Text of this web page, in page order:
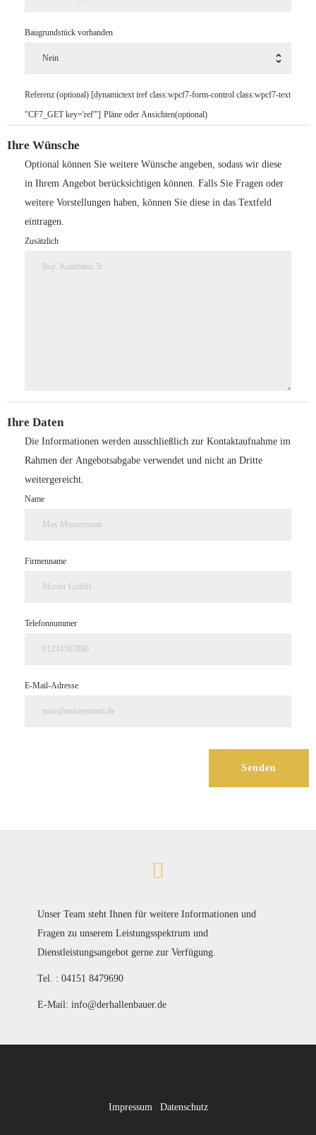
Baugrundstück vorhanden
Referenz (optional) [dynamictext iref class:wpcf7-form-control class:wpcf7-text
"CF7_GET key='ref'"] Pläne oder Ansichten(optional)
Ihre Wünsche
Optional können Sie weitere Wünsche angeben, sodass wir diese
in Ihrem Angebot berücksichtigen können. Falls Sie Fragen oder
weitere Vorstellungen haben, können Sie diese in das Textfeld
eintragen.
Zusätzlich
Ihre Daten
Die Informationen werden ausschließlich zur Kontaktaufnahme im
Rahmen der Angebotsabgabe verwendet und nicht an Dritte
weitergereicht.
Name
Firmenname
Telefonnummer
E-Mail-Adresse
Unser Team steht Ihnen für weitere Informationen und
Fragen zu unserem Leistungsspektrum und
Dienstleistungsangebot gerne zur Verfügung.
Tel. : 04151 8479690
E-Mail: info@derhallenbauer.de
Impressum| Datenschutz